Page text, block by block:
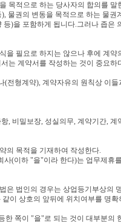
목적으로 하는 당사자의 합의를
물권의 변동을 목적으로 하는 물권
)을 포함하게 됩니다.그러나 좁은
을 필요로 하지는 않으나 후에 계
는 계약서를 작성하는 것이 중요하
전형계약), 계약자유의 원칙상 이
, 비밀보장, 성실의무, 계약기간, 계
의 목적을 기재하여 작성한다.
사(이하 "을"이라 한다)는 업무제휴
은 법인의 경우는 상업등기부상의
같이 상호의 앞뒤에 위치여부를 명확
쪽이 "을"로 되는 것이 대부분의